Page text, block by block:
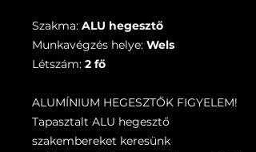
Szakma: ALU hegesztő
Munkavégzés helye: Wels
Létszám: 2 fő
ALUMÍNIUM HEGESZTŐK FIGYELEM!
Tapasztalt ALU hegesztő
szakembereket keresünk